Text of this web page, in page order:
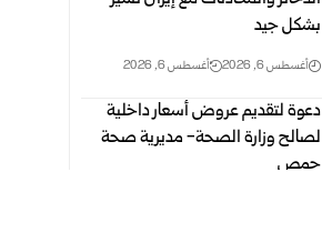
بشكل جيد
أغسطس 6, 2026 أغسطس 6, 2026
دعوة لتقديم عروض أسعار داخلية
لصالح وزارة الصحة- مديرية صحة
حمص